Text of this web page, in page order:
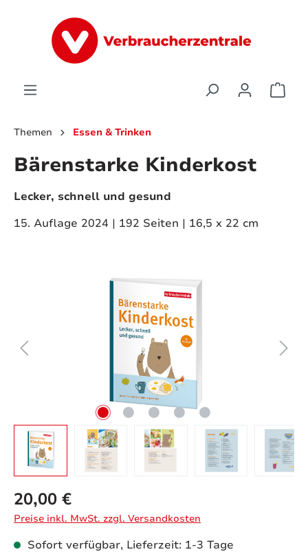
springen
Themen Essen & Trinken
Bärenstarke Kinderkost
Lecker, schnell und gesund
15. Auflage 2024 | 192 Seiten | 16,5 x 22 cm
Bildergalerie überspringen
20,00 €
Preise inkl. MwSt. zzgl. Versandkosten
Sofort verfügbar, Lieferzeit: 1-3 Tage